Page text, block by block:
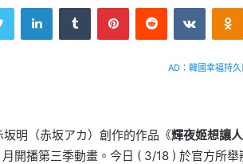
Twitter LinkedInTumblr PinterestReddit
AD：韓國幸福持
坂明（赤坂アカ）創作的作品《輝夜姬想讓
開播第三季動畫。今日 ( 3/18 ) 於官方所舉